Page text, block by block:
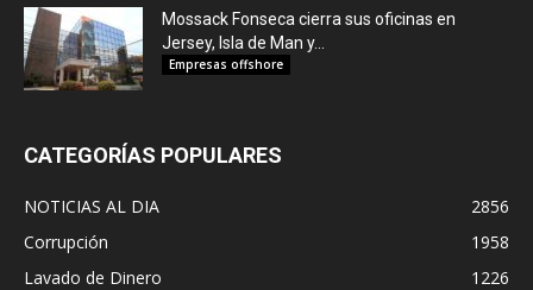
Mossack Fonseca cierra sus oficinas en
Jersey, Isla de Man y...
Empresas offshore
CATEGORÍAS POPULARES
NOTICIAS AL DIA
2856
Corrupción
1958
Lavado de Dinero
1226